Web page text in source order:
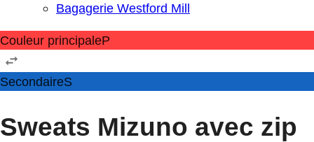
Bagagerie Westford Mill
Couleur principaleP
SecondaireS
Sweats Mizuno avec zip